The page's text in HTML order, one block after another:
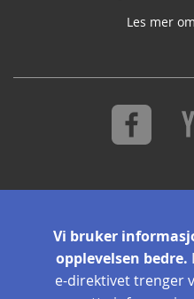
Vi bruker
opplevelsen bedre.
e-direktivet trenger
Les mer